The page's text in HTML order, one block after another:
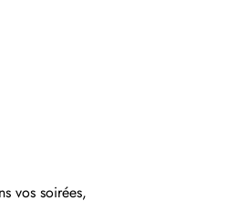
vos soirées,